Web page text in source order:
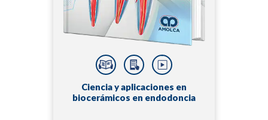
Ciencia y aplicaciones en
biocerámicos en endodoncia